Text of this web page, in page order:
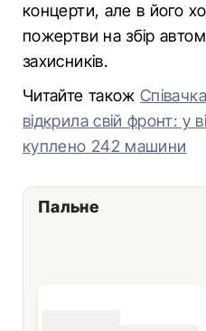
концерти, але в його
пожертви на збір
захисників.
Читайте також
відкрила свій фронт: у
куплено 242 машини
Пальне